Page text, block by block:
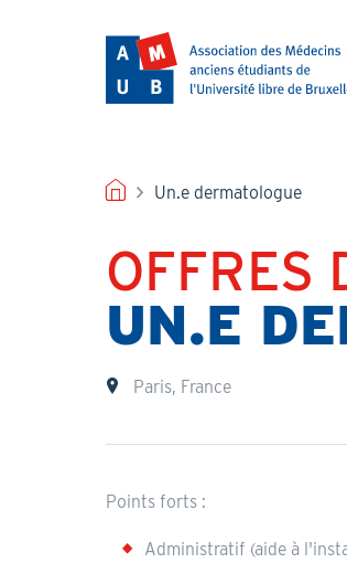
FIL
D'ARIANE
Un.e dermatologue
Titre
OFFRES
UN.E
Lieu
Paris, France
Annonce
Points forts :
Administratif (aide à